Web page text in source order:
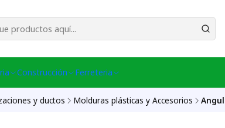
Construcción Ferreteria
y ductos Molduras plásticas y Accesorios